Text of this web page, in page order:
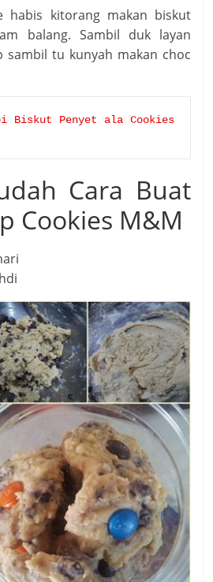
habis kitorang makan biskut
balang. Sambil duk layan
sambil tu kunyah makan choc
Biskut Penyet ala Cookies
Cara Buat
Cookies M&M